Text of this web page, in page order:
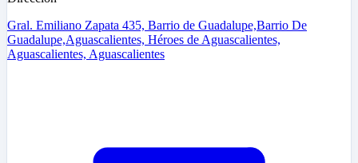
Gral. Emiliano Zapata 435, Barrio de Guadalupe,Barrio De
Guadalupe,Aguascalientes, Héroes de Aguascalientes,
Aguascalientes, Aguascalientes